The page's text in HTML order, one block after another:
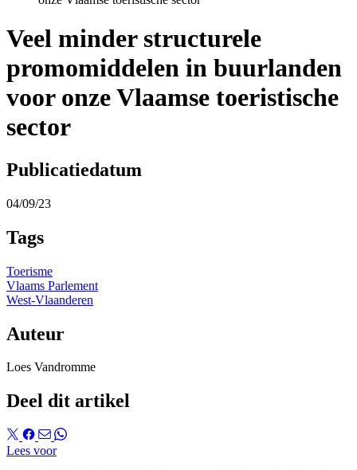
Veel minder structurele
promomiddelen in buurlanden
voor onze Vlaamse toeristische
sector
Publicatiedatum
04/09/23
Tags
Toerisme
Vlaams Parlement
West-Vlaanderen
Auteur
Loes Vandromme
Deel dit artikel
Lees voor